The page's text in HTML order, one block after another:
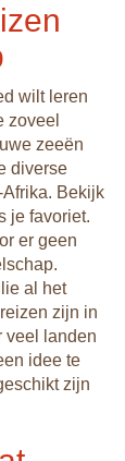
wilt leren
zoveel
zeeën
diverse
Bekijk
je favoriet.
er geen
al het
zijn in
veel landen
idee te
zijn